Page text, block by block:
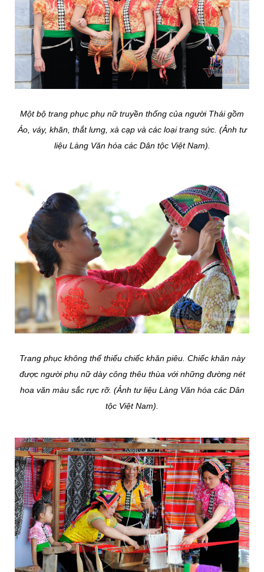
Một bộ trang phục phụ nữ truyền thống của người Thái gồm
Áo, váy, khăn, thắt lưng, xà cạp và các loại trang sức. (Ảnh tư
liệu Làng Văn hóa các Dân tộc Việt Nam).
Trang phục không thể thiếu chiếc khăn piêu. Chiếc khăn này
được người phụ nữ dày công thêu thùa với những đường nét
hoa văn màu sắc rực rỡ. (Ảnh tư liệu Làng Văn hóa các Dân
tộc Việt Nam).